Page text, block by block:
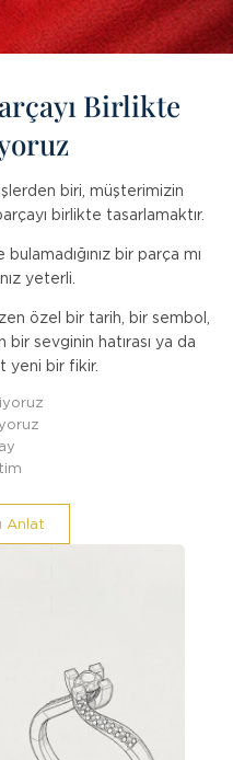
Birlikte
biri, müşterimizin
birlikte tasarlamaktır.
bir parça mı
yeterli.
özel bir tarih, bir sembol,
sevginin hatırası ya da
yeni bir fikir.
Anlat